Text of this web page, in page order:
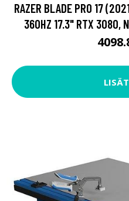
RAZER BLADE PRO 17
360HZ 17.3" RTX 3080,